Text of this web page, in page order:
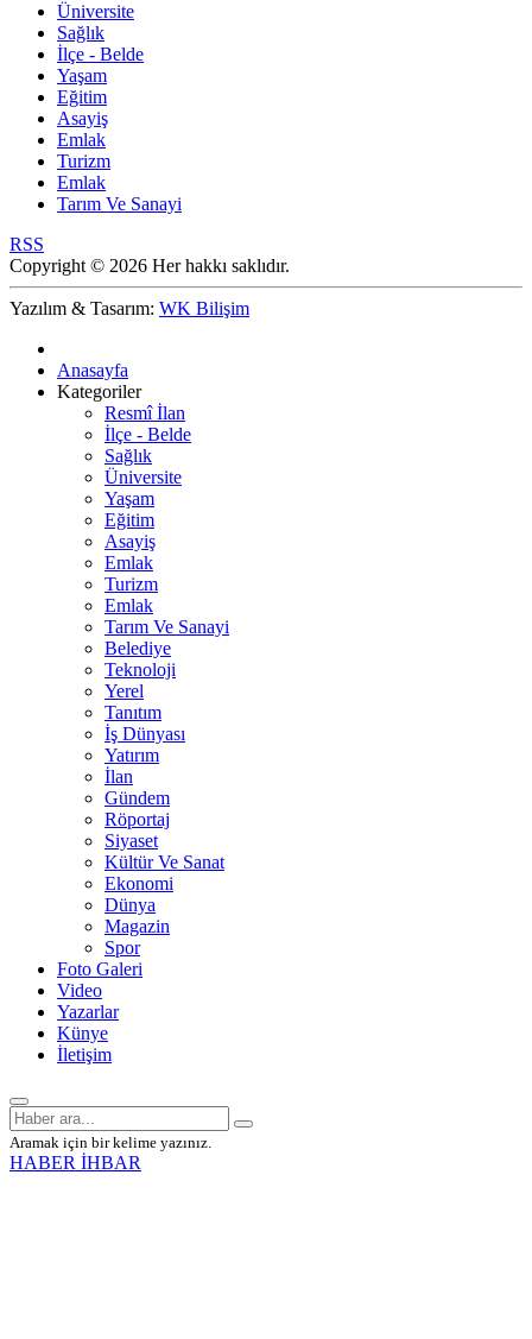
Üniversite
Sağlık
İlçe - Belde
Yaşam
Eğitim
Asayiş
Emlak
Turizm
Emlak
Tarım Ve Sanayi
RSS
Copyright © 2026 Her hakkı saklıdır.
Yazılım & Tasarım: WK Bilişim
Anasayfa
Kategoriler
Resmî İlan
İlçe - Belde
Sağlık
Üniversite
Yaşam
Eğitim
Asayiş
Emlak
Turizm
Emlak
Tarım Ve Sanayi
Belediye
Teknoloji
Yerel
Tanıtım
İş Dünyası
Yatırım
İlan
Gündem
Röportaj
Siyaset
Kültür Ve Sanat
Ekonomi
Dünya
Magazin
Spor
Foto Galeri
Video
Yazarlar
Künye
İletişim
Aramak için bir kelime yazınız.
HABER İHBAR